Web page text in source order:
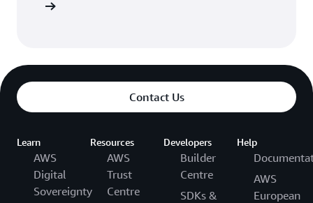
Contact Us
Learn
AWS
Digital
Sovereignty
Resources
AWS
Trust
Centre
Developers
Builder
Centre
SDKs &
Help
AWS
European